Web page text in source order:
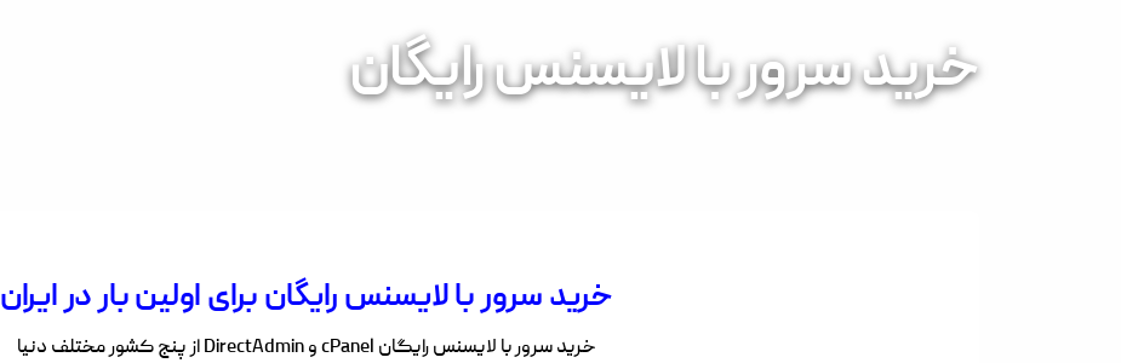
خرید سرور با لایسنس رایگان
خرید سرور با لایسنس رایگان برای اولین بار در ایران
خرید سرور با لایسنس رایگان cPanel و DirectAdmin از پنج کشور مختلف دنیا